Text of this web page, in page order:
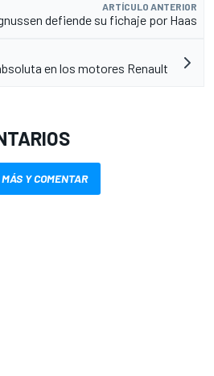
ARTÍCULO ANTERIOR
defiende su fichaje por Haas
en los motores Renault
MÁS Y COMENTAR